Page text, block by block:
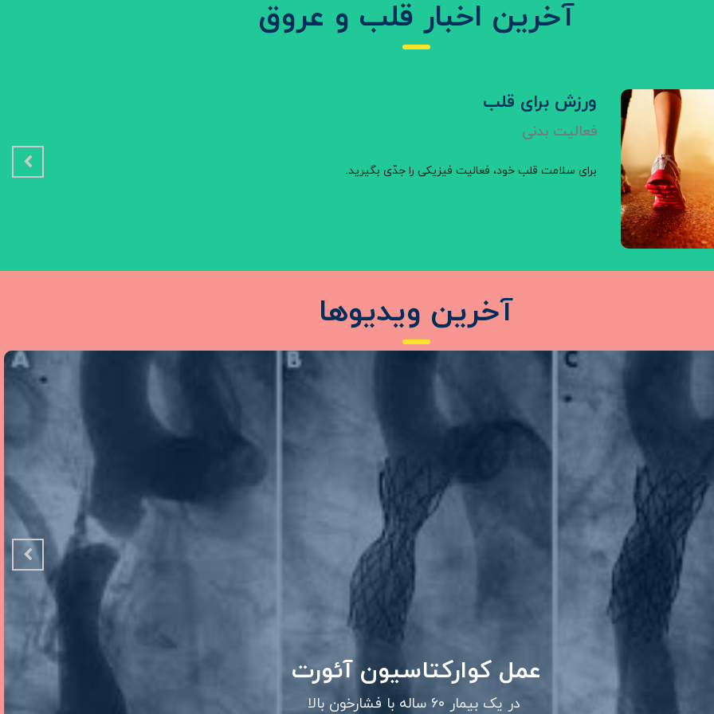
آخرین اخبار قلب و عروق
ورزش برای قلب
فعالیت بدنی
برای سلامت قلب خود، فعالیت فیزیکی را جدّی بگیرید.
آخرین ویدیوها
آنژیوگرافی عروق قلبی
نحوه انجام آنژیوگرافی عروق کرونر قلبی